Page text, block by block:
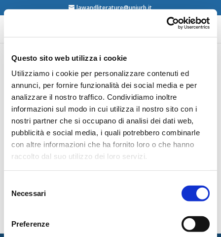
Questo sito web utilizza i cookie
Utilizziamo i cookie per personalizzare contenuti ed
annunci, per fornire funzionalità dei social media e per
analizzare il nostro traffico. Condividiamo inoltre
informazioni sul modo in cui utilizza il nostro sito con i
nostri partner che si occupano di analisi dei dati web,
pubblicità e social media, i quali potrebbero combinarle
con altre informazioni che ha fornito loro o che hanno
raccolto dal suo utilizzo dei loro servizi.
delNecessari
Preferenze
lawandliterature@uniurb.it
The Young Law &
Literature Researchers
09/12/2025 – Neuchâtel and beyond. We are very
pleased to announce that, under the coordination of
Camille Loutsch, co-responsible of Plume de Justice
(Université de Neuchâtel, Switzerland), an international
working group of young researchers on Law and
Literature is now active. For more information about
the group’s initiatives, please refer to the